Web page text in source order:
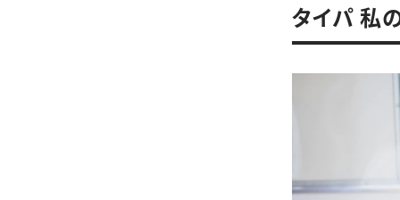
タイパ 私